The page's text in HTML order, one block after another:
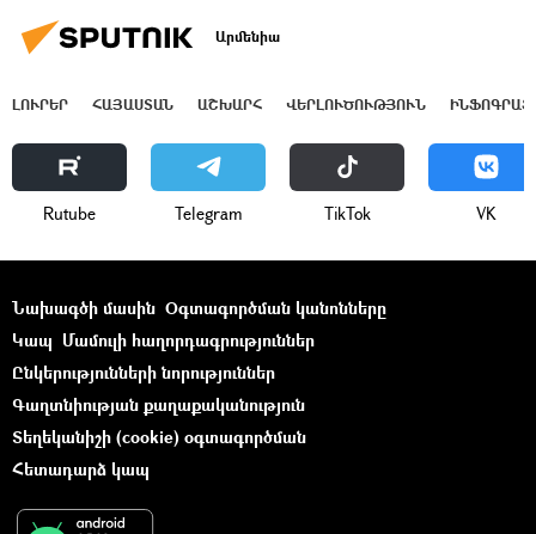
Արմենիա
ԼՈՒՐԵՐ ՀԱՅԱՍՏԱՆ ԱՇԽԱՐՀ ՎԵՐԼՈՒԾՈՒԹՅՈՒՆ
Rutube Telegram ТikТоk VK
Նախագծի մասին Օգտագործման կանոնները
Կապ Մամուլի հաղորդագրություններ
Ընկերությունների նորություններ
Գաղտնիության քաղաքականություն
Տեղեկանիշի (cookie) օգտագործման
Հետադարձ կապ